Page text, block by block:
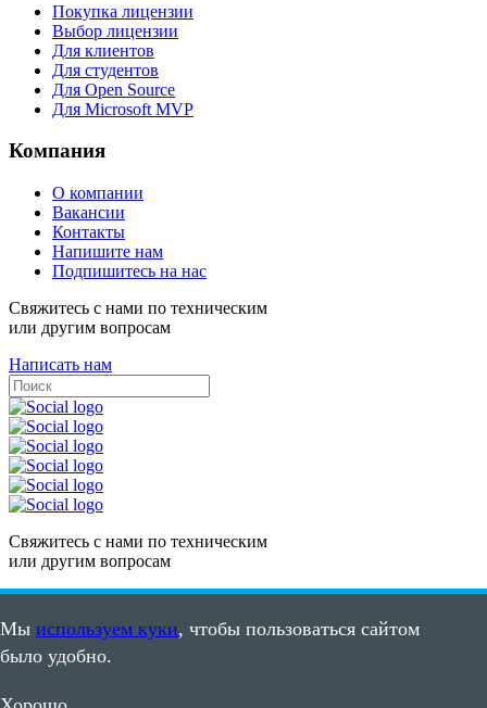
Мы используем куки, чтобы пользоваться сайтом
было удобно.
Покупка лицензии
Выбор лицензии
Для клиентов
Для студентов
Для Open Source
Для Microsoft MVP
Компания
О компании
Вакансии
Контакты
Напишите нам
Подпишитесь на нас
Свяжитесь с нами по техническим
или другим вопросам
Написать нам
Свяжитесь с нами по техническим
или другим вопросам
Написать нам
Карта сайта
Пользовательское соглашение